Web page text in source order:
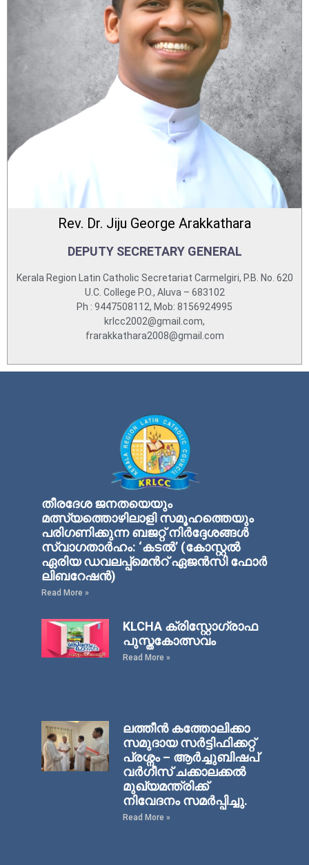
Rev. Dr. Jiju George Arakkathara
DEPUTY SECRETARY GENERAL
Kerala Region Latin Catholic Secretariat Carmelgiri, P.B. No. 620
U.C. College P.O., Aluva – 683102
Ph : 9447508112, Mob: 8156924995
krlcc2002@gmail.com,
frarakkathara2008@gmail.com
തീരദേശ ജനതയെയും
മത്സ്യത്തൊഴിലാളി സമൂഹത്തെയും
പരിഗണിക്കുന്ന ബജറ്റ് നിര്‍ദ്ദേശങ്ങള്‍
സ്വാഗതാര്‍ഹം: ‘കടല്‍’ (കോസ്റ്റല്‍
ഏരിയ ഡവലപ്പ്മെന്‍റ് ഏജന്‍സി ഫോര്‍
ലിബറേഷന്‍)
Read More »
KLCHA ക്രിസ്റ്റോഗ്രാഫ
പുസ്തകോത്സവം
Read More »
ലത്തീൻ കത്തോലിക്കാ
സമുദായ സർട്ടിഫിക്കറ്റ്
പ്രശ്നം – ആർച്ചുബിഷപ്
വർഗീസ് ചക്കാലക്കൽ
മുഖ്യമന്ത്രിക്ക്
നിവേദനം സമർപ്പിച്ചു.
Read More »